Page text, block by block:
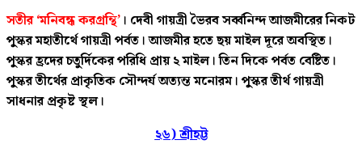
সতীর ‘মনিবন্ধ করগ্রন্থি’ । দেবী গায়ত্রী ভৈরব সর্ব্বনিন্দ আজমীরের নিকট
পুস্কর মহাতীর্থে গায়ত্রী পর্বত। আজমীর হতে ছয় মাইল দূরে অবস্থিত।
পুস্কর হ্রদের চতুর্দিকের পরিধি প্রায় ২ মাইল। তিন দিকে পর্বত বেষ্টিত।
পুস্কর তীর্থের প্রাকৃতিক সৌন্দর্য অত্যন্ত মনোরম। পুস্কর তীর্থ গায়ত্রী
সাধনার প্রকৃষ্ট স্থল।
২৬) শ্রীহট্ট